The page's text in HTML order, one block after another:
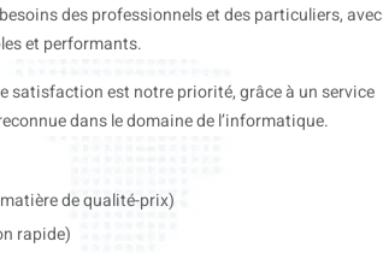
des professionnels et des particuliers, avec
et performants.
satisfaction est notre priorité, grâce à un service
dans le domaine de l’informatique.
de qualité-prix)
rapide)